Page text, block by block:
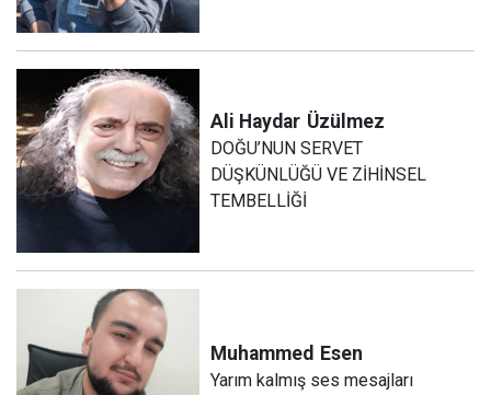
Ali Haydar Üzülmez
DOĞU’NUN SERVET
DÜŞKÜNLÜĞÜ VE ZİHİNSEL
TEMBELLİĞİ
Muhammed Esen
Yarım kalmış ses mesajları